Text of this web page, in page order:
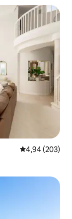
Gemiddelde
4,94 (203)